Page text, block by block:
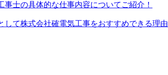
事士の具体的な仕事内容についてご紹介！
して株式会社確電気工事をおすすめできる理由